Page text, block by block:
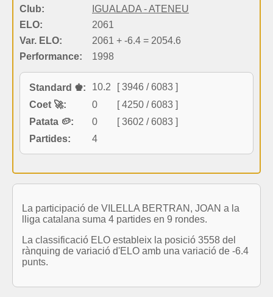
Club:
IGUALADA - ATENEU
ELO:
2061
Var. ELO:
2061 + -6.4 = 2054.6
Performance:
1998
Standard ♚: 10.2
[ 3946 / 6083 ]
Coet 🚀:
0
[ 4250 / 6083 ]
Patata 🥔:
0
[ 3602 / 6083 ]
Partides:
4
La participació de VILELLA BERTRAN, JOAN a la
lliga catalana suma 4 partides en 9 rondes.
La classificació ELO estableix la posició 3558 del
rànquing de variació d'ELO amb una variació de -6.4
punts.